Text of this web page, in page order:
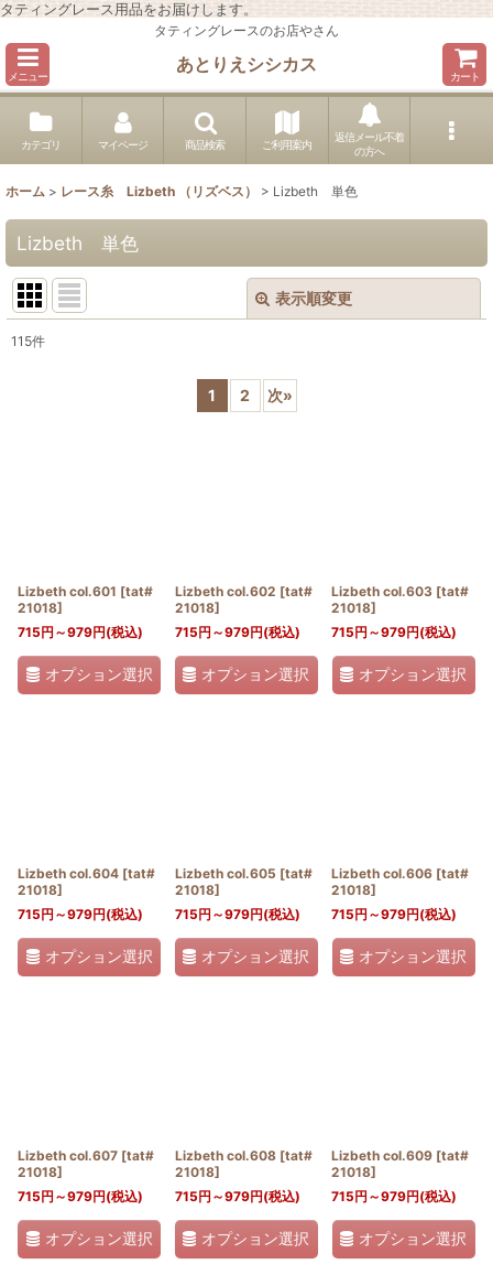
タティングレース用品をお届けします。
タティングレースのお店やさん
メニュー
あとりえシシカス
カート
カテゴリ マイページ 商品検索 ご利用案内
返信メール不着
の方へ
ホーム > レース糸 Lizbeth （リズベス） > Lizbeth 単色
Lizbeth 単色
表示順変更
115件
1 2 次»
Lizbeth col.601 [tat#
21018]
715円 ～979円(税込)
オプション選択
Lizbeth col.602 [tat#
21018]
715円 ～979円(税込)
オプション選択
Lizbeth col.603 [tat#
21018]
715円 ～979円(税込)
オプション選択
Lizbeth col.604 [tat#
21018]
715円 ～979円(税込)
オプション選択
Lizbeth col.605 [tat#
21018]
715円 ～979円(税込)
オプション選択
Lizbeth col.606 [tat#
21018]
715円 ～979円(税込)
オプション選択
Lizbeth col.607 [tat#
21018]
715円 ～979円(税込)
オプション選択
Lizbeth col.608 [tat#
21018]
715円 ～979円(税込)
オプション選択
Lizbeth col.609 [tat#
21018]
715円 ～979円(税込)
オプション選択